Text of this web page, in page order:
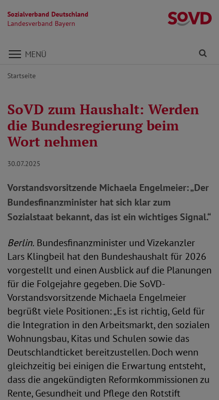
Sozialverband Deutschland
Landesverband Bayern
Direkt zu den Inhalten springen
MENÜ
Startseite
SoVD zum Haushalt: Werden
die Bundesregierung beim
Wort nehmen
30.07.2025
Vorstandsvorsitzende Michaela Engelmeier: „Der
Bundesfinanzminister hat sich klar zum
Sozialstaat bekannt, das ist ein wichtiges Signal.“
Berlin. Bundesfinanzminister und Vizekanzler
Lars Klingbeil hat den Bundeshaushalt für 2026
vorgestellt und einen Ausblick auf die Planungen
für die Folgejahre gegeben. Die SoVD-
Vorstandsvorsitzende Michaela Engelmeier
begrüßt viele Positionen: „Es ist richtig, Geld für
die Integration in den Arbeitsmarkt, den sozialen
Wohnungsbau, Kitas und Schulen sowie das
Deutschlandticket bereitzustellen. Doch wenn
gleichzeitig bei einigen die Erwartung entsteht,
dass die angekündigten Reformkommissionen zu
Rente, Gesundheit und Pflege den Rotstift